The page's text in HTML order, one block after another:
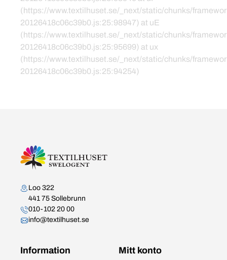
(https://www.textilhuset.se/_next/static/chunks/
20126418c06c39b0.js:25:98947) at uE
(https://www.textilhuset.se/_next/static/chunks/
20126418c06c39b0.js:25:95699) at ux
(https://www.textilhuset.se/_next/static/chunks/
20126418c06c39b0.js:25:94254)
Kontakta oss
Loo 322
441 75 Sollebrunn
010-102 20 00
info@textilhuset.se
Information Mitt konto